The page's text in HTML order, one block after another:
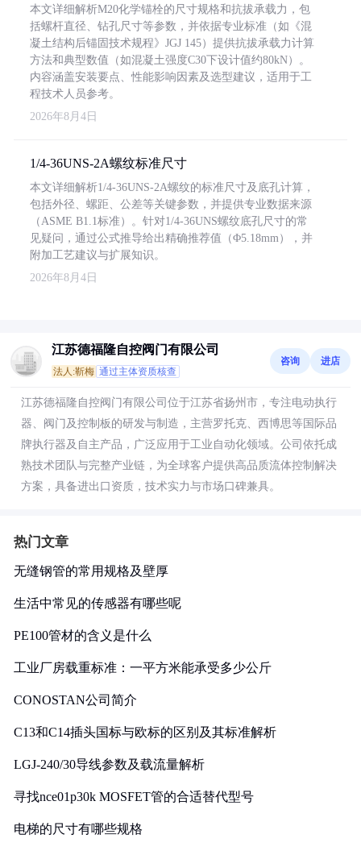
本文详细解析M20化学锚栓的尺寸规格和抗拔承载力，包
括螺杆直径、钻孔尺寸等参数，并依据专业标准（如《混
凝土结构后锚固技术规程》JGJ 145）提供抗拔承载力计算
方法和典型数值（如混凝土强度C30下设计值约80kN）。
内容涵盖安装要点、性能影响因素及选型建议，适用于工
程技术人员参考。
2026年8月4日
1/4-36UNS-2A螺纹标准尺寸
本文详细解析1/4-36UNS-2A螺纹的标准尺寸及底孔计算，
包括外径、螺距、公差等关键参数，并提供专业数据来源
（ASME B1.1标准）。针对1/4-36UNS螺纹底孔尺寸的常
见疑问，通过公式推导给出精确推荐值（Φ5.18mm），并
附加工艺建议与扩展知识。
2026年8月4日
江苏德福隆自控阀门有限公司
法人:靳梅 通过主体资质核查
咨询 进店
江苏德福隆自控阀门有限公司位于江苏省扬州市，专注电动执行
器、阀门及控制板的研发与制造，主营罗托克、西博思等国际品
牌执行器及自主产品，广泛应用于工业自动化领域。公司依托成
熟技术团队与完整产业链，为全球客户提供高品质流体控制解决
方案，具备进出口资质，技术实力与市场口碑兼具。
热门文章
无缝钢管的常用规格及壁厚
生活中常见的传感器有哪些呢
PE100管材的含义是什么
工业厂房载重标准：一平方米能承受多少公斤
CONOSTAN公司简介
C13和C14插头国标与欧标的区别及其标准解析
LGJ-240/30导线参数及载流量解析
寻找nce01p30k MOSFET管的合适替代型号
电梯的尺寸有哪些规格